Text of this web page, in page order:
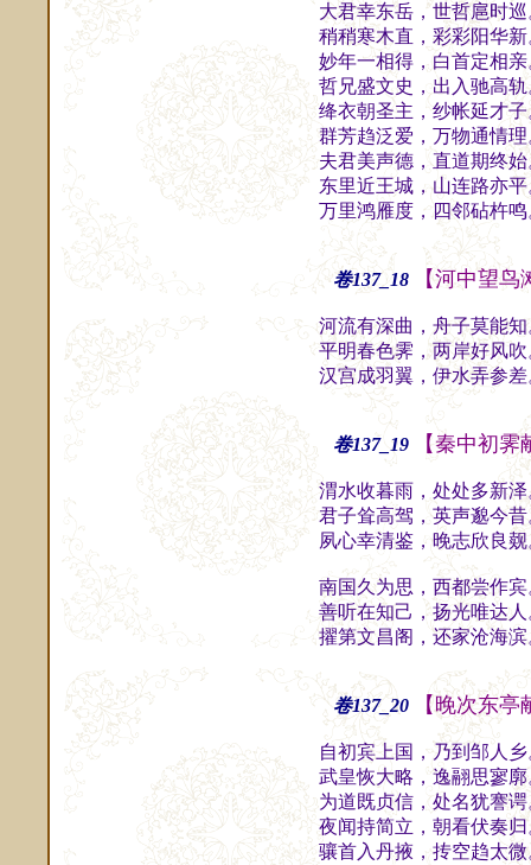
大君幸东岳，世哲扈时
稍稍寒木直，彩彩阳华
妙年一相得，白首定相
哲兄盛文史，出入驰高
绛衣朝圣主，纱帐延才
群芳趋泛爱，万物通情
夫君美声德，直道期终
东里近王城，山连路亦
万里鸿雁度，四邻砧杵
卷137_18 【河中望
河流有深曲，舟子莫能
平明春色霁，两岸好风
汉宫成羽翼，伊水弄参
卷137_19 【秦中初
渭水收暮雨，处处多新
君子耸高驾，英声邈今
夙心幸清鉴，晚志欣良
南国久为思，西都尝作
善听在知己，扬光唯达
擢第文昌阁，还家沧海
卷137_20 【晚次东
自初宾上国，乃到邹人
武皇恢大略，逸翮思寥
为道既贞信，处名犹謇
夜闻持简立，朝看伏奏
骧首入丹掖，抟空趋太